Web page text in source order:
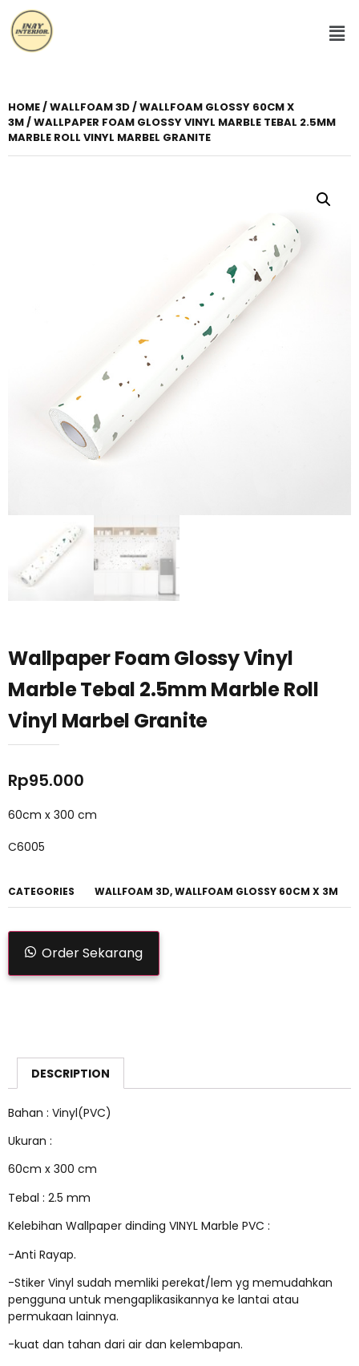
HOME/WALLFOAM 3D/WALLFOAM GLOSSY 60CM X
3M/ WALLPAPER FOAM GLOSSY VINYL MARBLE TEBAL 2.5MM
MARBLE ROLL VINYL MARBEL GRANITE
Wallpaper Foam Glossy Vinyl
Marble Tebal 2.5mm Marble Roll
Vinyl Marbel Granite
Rp95.000
60cm x 300 cm
C6005
CATEGORIES WALLFOAM 3D,WALLFOAM GLOSSY 60CM X 3M
Order Sekarang
DESCRIPTION
Bahan : Vinyl(PVC)
Ukuran :
60cm x 300 cm
Tebal : 2.5 mm
Kelebihan Wallpaper dinding VINYL Marble PVC :
-Anti Rayap.
-Stiker Vinyl sudah memliki perekat/lem yg memudahkan
pengguna untuk mengaplikasikannya ke lantai atau
permukaan lainnya.
-kuat dan tahan dari air dan kelembapan.